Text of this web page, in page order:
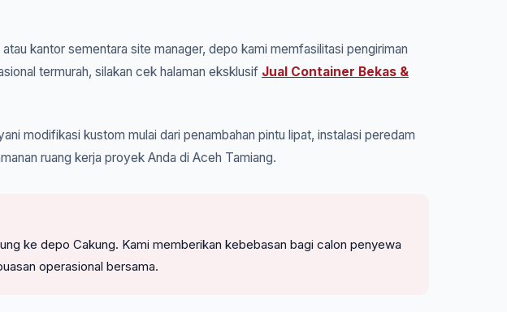
kantor sementara site manager, depo kami memfasilitasi pengiriman
termurah, silakan cek halaman eksklusif Jual Container Bekas &
modifikasi kustom mulai dari penambahan pintu lipat, instalasi peredam
ruang kerja proyek Anda di Aceh Tamiang.
ke depo Cakung. Kami memberikan kebebasan bagi calon penyewa
operasional bersama.